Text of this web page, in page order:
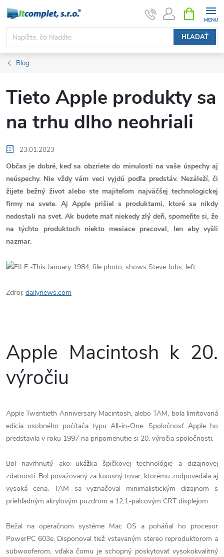
Prejsť
obsah
HĽADAŤ
KOŠÍK
Blog
Tieto Apple produkty sa
na trhu dlho neohriali
23.01.2023
Občas je dobré, keď sa obzriete do minulosti na vaše úspechy aj
neúspechy. Nie vždy vám veci vyjdú podľa predstáv. Nezáleží, či
žijete bežný život alebo ste majiteľom najväčšej technologickej
firmy na svete. Aj Apple prišiel s produktami, ktoré sa nikdy
nedostali na svet. Ak budete mať niekedy zlý deň, spomeňte si, že
na týchto produktoch niekto mesiace pracoval, len aby vyšli
nazmar.
Zdroj: dailynews.com
Apple Macintosh k 20.
výročiu
Apple Twentieth Anniversary Macintosh, alebo TAM, bola limitovaná
edícia osobného počítača typu All-in-One. Spoločnosť Apple ho
predstavila v roku 1997 na pripomenutie si 20. výročia spoločnosti.
Bol navrhnutý ako ukážka špičkovej technológie a dizajnovej
zdatnosti. Bol považovaný za luxusný tovar, ktorému zodpovedala aj
vysoká cena. TAM sa vyznačoval minimalistickým dizajnom s
priehľadným akrylovým puzdrom a 12,1-palcovým CRT displejom.
Bežal na operačnom systéme Mac OS a poháňal ho procesor
PowerPC 603e. Disponoval tiež vstavaným stereo reproduktorom a
subwooferom, vďaka čomu je schopný poskytovať vysokokvalitný